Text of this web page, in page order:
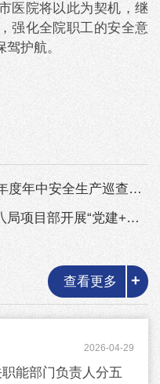
医院将以此为契机，继
强化全院职工的安全意
护航。
上一条：赤峰市医院完成2025年度年中安全生产巡查工作
下一条：赤峰市医院联合中建八局项目部开展“党建+消防”实战演练筑牢安全防线
查看更多 +
2026-04-29
能部门负责人分五